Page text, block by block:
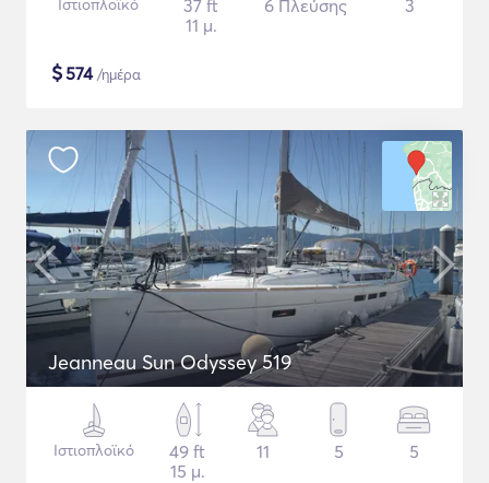
Ιστιοπλοϊκό
37 ft
11 μ.
6 Πλεύσης 3
$574/ημέρα
Jeanneau Sun Odyssey 519
Ιστιοπλοϊκό
49 ft
15 μ.
11 5 5